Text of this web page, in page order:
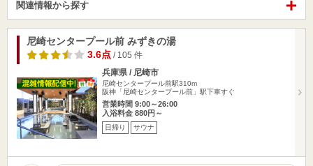
関連情報から探す
尼崎センタープール前 みずきの湯
3.6点 / 105 件
兵庫県 / 尼崎市
尼崎センタープール前駅310m
阪神「尼崎センタープール前」駅下車すぐ
営業時間 9:00～26:00
入浴料金 880円～
日帰り サウナ